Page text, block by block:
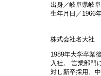
出身／岐阜県岐
生年月日／1966
株式会社名大社
1989年大学卒業
入社。 営業部門
対し新卒採用、